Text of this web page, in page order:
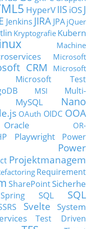
HyperVIIS iOSJ
Jenkins JIRA JPA jQuer
Kryptografie Kubern
Machine
Microsoft
CRM
Microsoft
Microsoft Test
MSI
Multi-
MySQL
Nano
OAuth OIDC OOA
Oracle
OR-
Playwright
Power
Power
Projektmanagem
Requirement
SharePointSicherhe
Spring SQL
SQL
Svelte
System
Test Driven